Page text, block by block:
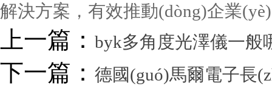
解決方案，有效推動(dòng)企業
上一篇： byk多角度光澤儀一般
下一篇： 德國(guó)馬爾電子長